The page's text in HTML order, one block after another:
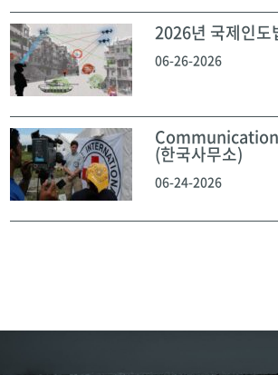
2026년 국제인도
06-26-2026
(한국사무소)
06-24-2026